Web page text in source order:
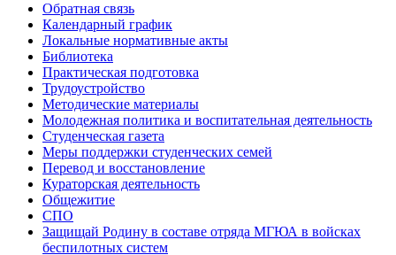
Обратная связь
Календарный график
Локальные нормативные акты
Библиотека
Практическая подготовка
Трудоустройство
Методические материалы
Молодежная политика и воспитательная деятельность
Студенческая газета
Меры поддержки студенческих семей
Перевод и восстановление
Кураторская деятельность
Общежитие
СПО
Защищай Родину в составе отряда МГЮА в войсках
беспилотных систем